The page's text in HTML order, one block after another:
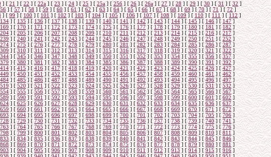
] [21 ] [ 22] [22a ] [ 23] [24 ] [25 ] [ 25а] [ 25б ] [ 26 ] [26a] [ 27] [ 28] [29 ] [ 30 ] [31 ] [ 32]
56] [57] [ 58 ] [59] [60] [61] [62 ] [63] [ 64] [65 ] [66 ] [67] [ 68] [69] [70 ] [71 ] [72]
] [99] [ 100 ] [101 ] [102 ] [ 103] [104] [ 105] [106 ] [ 107 ] [108 ] [ 109] [110] [ 111 ] [112]
134 ] [ 135] [ 136] [ 137 ] [ 138 ] [139 ] [140] [ 141] [142] [143] [ 144] [ 145 ] [ 146] [147]
169 ] [ 170 ] [171 ] [ 172 ] [ 173] [ 174] [175] [ 176 ] [ 177 ] [ 178 ] [ 179] [180 ] [181 ] [182 ]
204] [205 ] [ 206 ] [207 ] [208 ] [209 ] [ 210 ] [211] [ 212] [213] [214 ] [ 215] [216] [ 217]
239] [ 240 ] [241] [242 ] [243 ] [ 244] [ 245 ] [246] [ 247 ] [248 ] [ 249] [ 250 ] [251] [ 252 ]
274] [275] [276] [ 277] [278] [279 ] [280 ] [281 ] [282 ] [283] [284] [285] [286] [ 287]
309] [310 ] [ 311 ] [312] [313] [ 314 ] [315 ] [316] [ 317] [ 318] [319 ] [320] [321] [ 322 ]
344] [345] [ 346] [ 347 ] [348 ] [349 ] [ 350] [ 351] [352] [ 353 ] [ 354 ] [ 355 ] [ 356 ] [357]
379 ] [ 380 ] [381 ] [382 ] [383] [ 384] [ 385] [ 386 ] [ 387] [ 388 ] [ 389] [390 ] [ 391] [392 ]
414] [415] [ 416] [417 ] [418 ] [419] [420 ] [421] [422 ] [423] [424 ] [ 425] [426] [ 427]
449] [ 450 ] [451] [452 ] [ 453 ] [ 454] [ 455 ] [456] [ 457 ] [458 ] [ 459] [ 460 ] [461 ] [ 462 ]
484] [485] [486 ] [487] [488] [489 ] [ 490 ] [491 ] [492] [ 493] [494] [495] [496] [ 497]
519] [520 ] [ 521 ] [522 ] [523] [524] [525 ] [526] [ 527] [ 528] [ 529 ] [530] [531] [ 532]
554] [555 ] [ 556] [557 ] [558 ] [559 ] [ 560 ] [561] [ 562] [ 563] [ 564 ] [ 565] [ 566 ] [ 567 ]
589 ] [ 590 ] [591 ] [592 ] [593] [ 594 ] [595] [ 596] [ 597] [ 598 ] [ 599] [600] [ 601] [602 ]
624] [625] [ 626] [627 ] [628] [629] [630 ] [631] [632 ] [633] [634 ] [635] [636] [637]
659] [ 660] [ 661 ] [662 ] [ 663] [ 664] [ 665] [666] [667] [668 ] [ 669 ] [ 670] [671 ] [672 ]
693 ] [ 694] [695] [ 696] [697] [698 ] [ 699 ] [ 700 ] [701 ] [702 ] [703 ] [ 704 ] [705] [ 706]
728] [729 ] [ 730 ] [731 ] [732] [733] [734 ] [735] [736 ] [ 737] [ 738] [739 ] [740] [ 741]
763] [764 ] [ 765 ] [766 ] [767 ] [768 ] [ 769 ] [770] [ 771] [ 772] [ 773 ] [774] [ 775 ] [ 776]
798 ] [ 799] [800] [801 ] [802] [ 803 ] [804] [ 805 ] [806] [807] [ 808] [809 ] [ 810] [811 ]
833 ] [834 ] [ 835] [836 ] [ 837] [ 838] [839] [ 840 ] [ 841 ] [842] [ 843 ] [844 ] [845 ] [846]
868] [869] [870 ] [871 ] [ 872 ] [873] [ 874 ] [875 ] [876] [ 877] [ 878] [ 879] [880 ] [ 881]
903 ] [ 904] [905] [ 906] [907] [ 908] [ 909 ] [ 910] [911 ] [912 ] [913] [ 914 ] [915] [ 916 ]